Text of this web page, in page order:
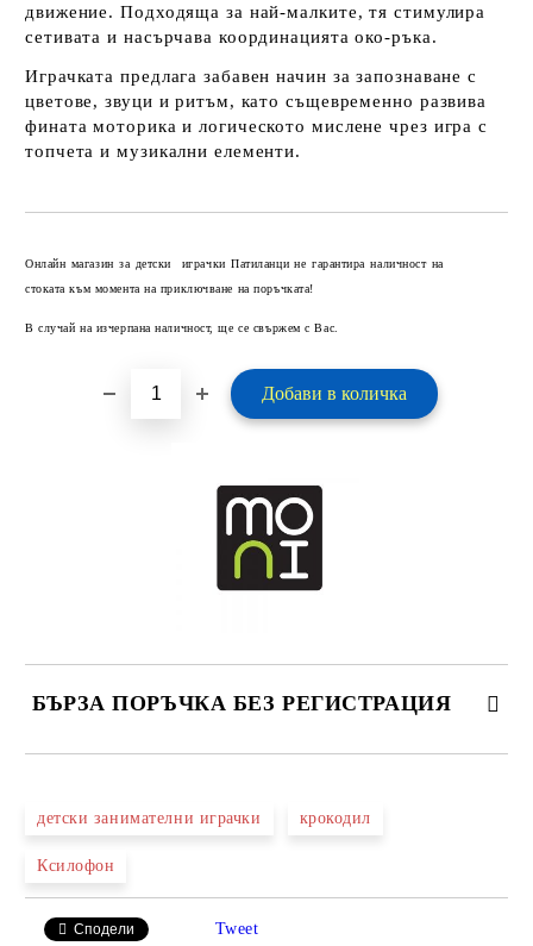
движение. Подходяща за най-малките, тя стимулира
сетивата и насърчава координацията око-ръка.
Играчката предлага забавен начин за запознаване с
цветове, звуци и ритъм, като същевременно развива
фината моторика и логическото мислене чрез игра с
топчета и музикални елементи.
Онлайн магазин за детски играчки Патиланци не гарантира наличност на
стоката към момента на приключване на поръчката!
В случай на изчерпана наличност, ще се свържем с Вас.
БЪРЗА ПОРЪЧКА БЕЗ РЕГИСТРАЦИЯ
Ние ще се свържем с вас в рамките на работния ден.
детски занимателни играчки крокодил
Ксилофон
Сподели Tweet